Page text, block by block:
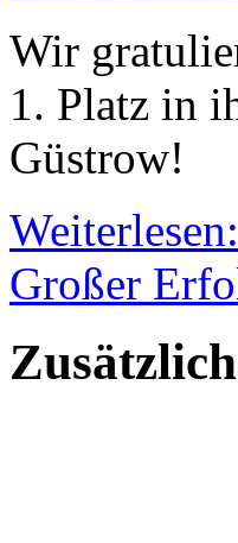
Wir
1. Platz in
Güstrow!
Großer